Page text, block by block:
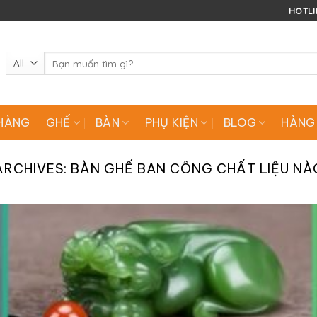
kiếm:
GHẾ BÀN PHỤ KIỆN BLOG
BÀN GHẾ BAN CÔNG CHẤT LIỆU